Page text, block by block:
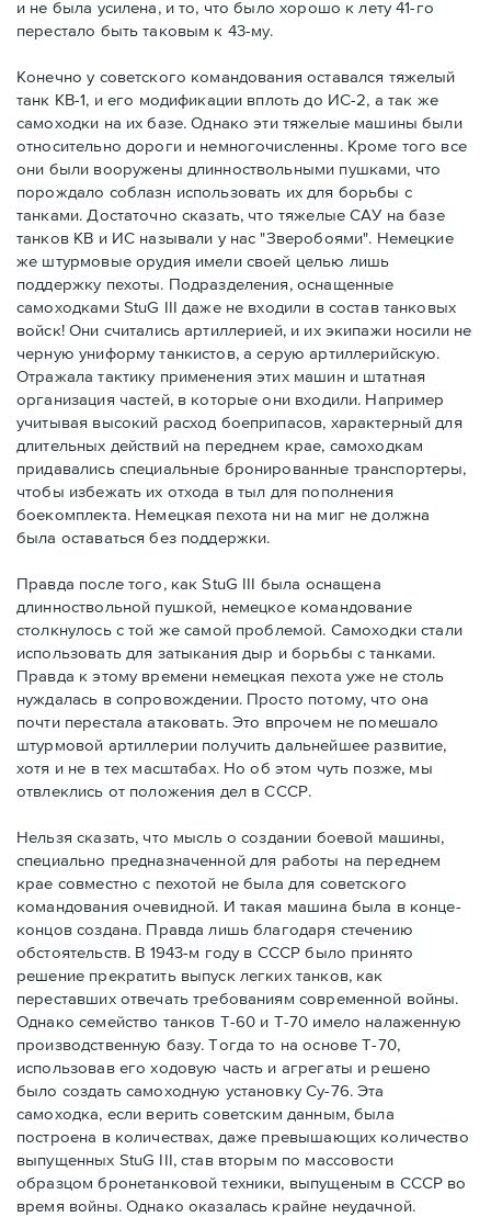
и не была усилена, и то, что было хорошо к лету 41-го
перестало быть таковым к 43-му.
Конечно у советского командования оставался тяжелый
танк КВ-1, и его модификации вплоть до ИС-2, а так же
самоходки на их базе. Однако эти тяжелые машины были
относительно дороги и немногочисленны. Кроме того все
они были вооружены длинноствольными пушками, что
порождало соблазн использовать их для борьбы с
танками. Достаточно сказать, что тяжелые САУ на базе
танков КВ и ИС называли у нас "Зверобоями". Немецкие
же штурмовые орудия имели своей целью лишь
поддержку пехоты. Подразделения, оснащенные
самоходками StuG III даже не входили в состав танковых
войск! Они считались артиллерией, и их экипажи носили не
черную униформу танкистов, а серую артиллерийскую.
Отражала тактику применения этих машин и штатная
организация частей, в которые они входили. Например
учитывая высокий расход боеприпасов, характерный для
длительных действий на переднем крае, самоходкам
придавались специальные бронированные транспортеры,
чтобы избежать их отхода в тыл для пополнения
боекомплекта. Немецкая пехота ни на миг не должна
была оставаться без поддержки.
Правда после того, как StuG III была оснащена
длинноствольной пушкой, немецкое командование
столкнулось с той же самой проблемой. Самоходки стали
использовать для затыкания дыр и борьбы с танками.
Правда к этому времени немецкая пехота уже не столь
нуждалась в сопровождении. Просто потому, что она
почти перестала атаковать. Это впрочем не помешало
штурмовой артиллерии получить дальнейшее развитие,
хотя и не в тех масштабах. Но об этом чуть позже, мы
отвлеклись от положения дел в СССР.
Нельзя сказать, что мысль о создании боевой машины,
специально предназначенной для работы на переднем
крае совместно с пехотой не была для советского
командования очевидной. И такая машина была в конце-
концов создана. Правда лишь благодаря стечению
обстоятельств. В 1943-м году в СССР было принято
решение прекратить выпуск легких танков, как
переставших отвечать требованиям современной войны.
Однако семейство танков Т-60 и Т-70 имело налаженную
производственную базу. Тогда то на основе Т-70,
использовав его ходовую часть и агрегаты и решено
было создать самоходную установку Су-76. Эта
самоходка, если верить советским данным, была
построена в количествах, даже превышающих количество
выпущенных StuG III, став вторым по массовости
образцом бронетанковой техники, выпущеным в СССР во
время войны. Однако оказалась крайне неудачной.